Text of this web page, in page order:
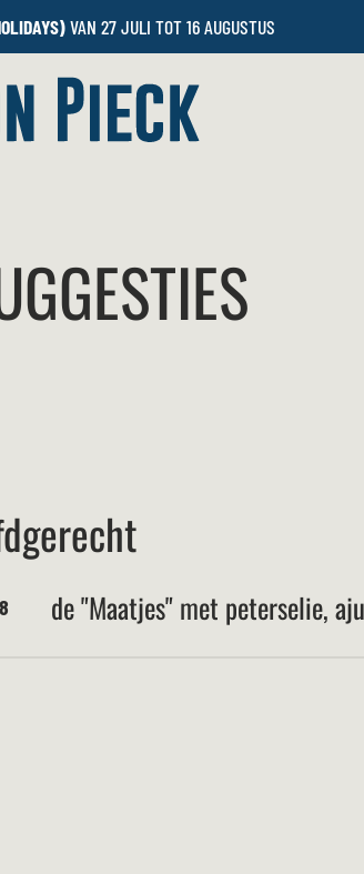
VAN 27 JULI TOT 16 AUGUSTUS
de "Maatjes" met peterselie,